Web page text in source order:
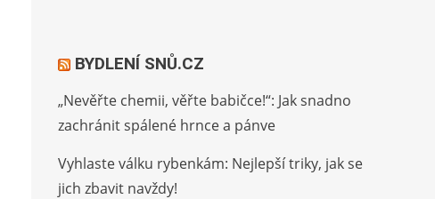
BYDLENÍ SNŮ.CZ
„Nevěřte chemii, věřte babičce!“: Jak snadno
zachránit spálené hrnce a pánve
Vyhlaste válku rybenkám: Nejlepší triky, jak se
jich zbavit navždy!